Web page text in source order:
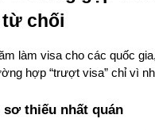
từ chối
làm visa cho các quốc
hợp “trượt visa” chỉ vì
thiếu nhất quán